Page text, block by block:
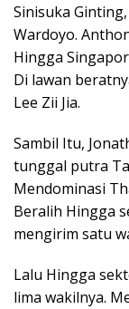
Sinisuka
Wardoyo.
Hingga
Di lawan
Lee Zii Jia.
Sambil Itu,
tunggal putra
Mendominasi
Beralih Hingga
mengirim satu
Lalu Hingga
lima wakilnya.